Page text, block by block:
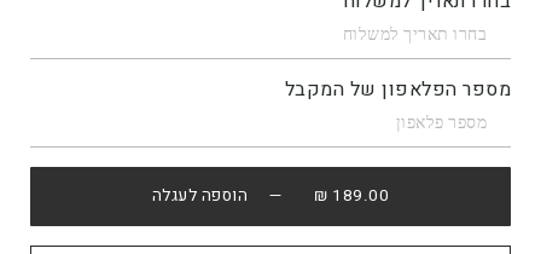
מספר הפלאפון של המקבל
189.00 ₪ — הוספה לעגלה